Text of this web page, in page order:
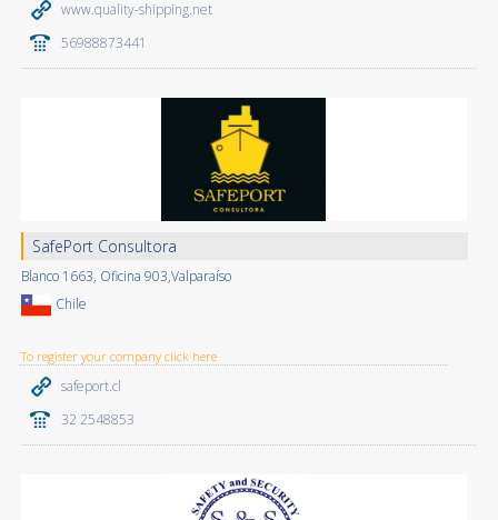
www.quality-shipping.net
56988873441
SafePort Consultora
Blanco 1663, Oficina 903,Valparaíso
Chile
To register your company click here
safeport.cl
32 2548853